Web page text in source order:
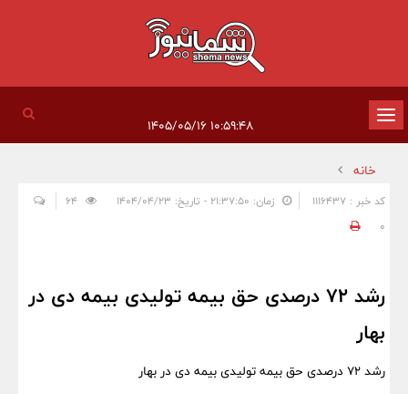
تغییر
وضعیت
ناوبری
۱۰:۵۹:۴۸ ۱۴۰۵/۰۵/۱۶
خانه
کد خبر : 1116437 زمان: ۲۱:۳۷:۵۰ - تاریخ: ۱۴۰۴/۰۴/۲۳
0
رشد ۷۲ درصدی حق بیمه تولیدی بیمه دی در
بهار
رشد ۷۲ درصدی حق بیمه تولیدی بیمه دی در بهار